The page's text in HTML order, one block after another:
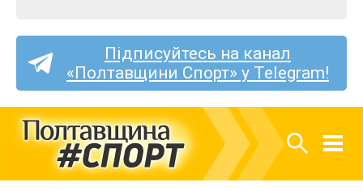
Підписуйтесь на канал
«Полтавщини Спорт» у Telegram!